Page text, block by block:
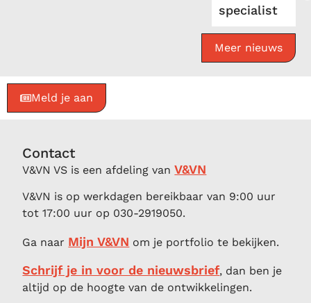
specialist
Meer nieuws
Meld je aan
Contact
V&VN VS is een afdeling vanV&VN
V&VN is op werkdagen bereikbaar van 9:00 uur
tot 17:00 uur op 030-2919050.
Ga naar Mijn V&VN om je portfolio te bekijken.
Schrijf je in voor de nieuwsbrief, dan ben je
altijd op de hoogte van de ontwikkelingen.